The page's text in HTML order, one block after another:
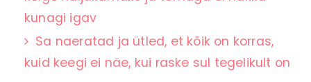
kunagi igav
Sa naeratad ja ütled, et kõik on korras,
kuid keegi ei näe, kui raske sul tegelikult on